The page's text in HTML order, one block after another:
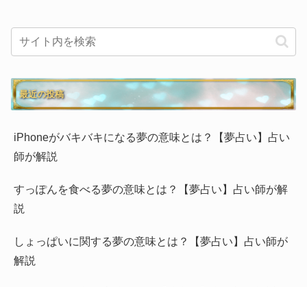
最近の投稿
iPhoneがバキバキになる夢の意味とは？【夢占い】占い
師が解説
すっぽんを食べる夢の意味とは？【夢占い】占い師が解
説
しょっぱいに関する夢の意味とは？【夢占い】占い師が
解説